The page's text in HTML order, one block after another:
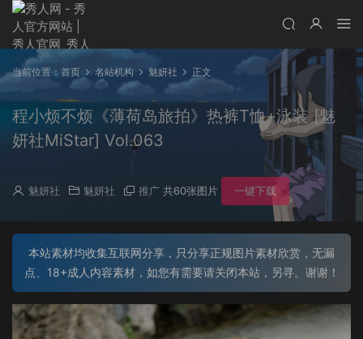
当前位置： 首页 名站机构 魅妍社 正文
程小烦不烦《薄荷岛旅拍》热裤T恤+泳装 [魅
妍社MiStar] Vol.063
魅妍社 魅妍社 推广 共60张图片 一键下载
本站素材均收集互联网分享，只分享正规图片素材欣赏，无漏
点、18+成人内容素材，如您有需要请关闭本站，另寻。谢谢！